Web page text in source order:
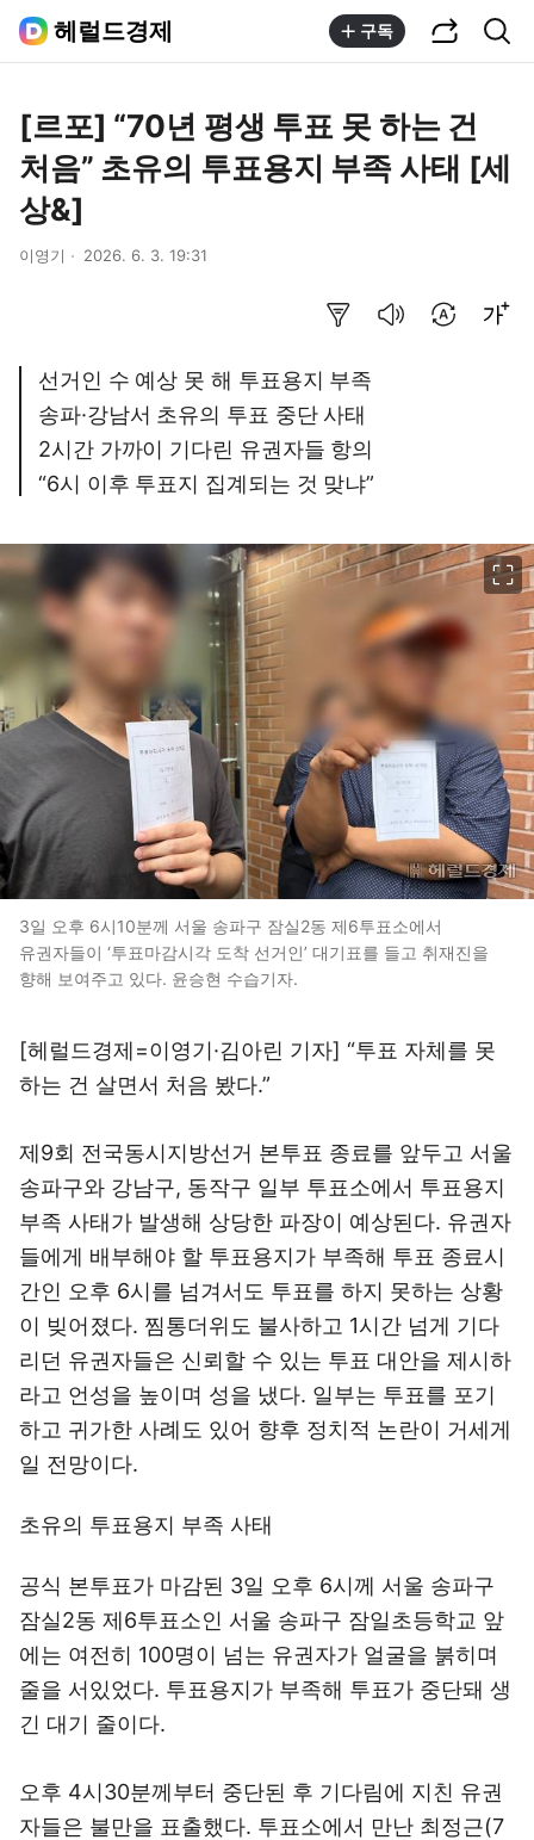
헤럴드경제 구독
[르포] “70년 평생 투표 못 하는 건
처음” 초유의 투표용지 부족 사태 [세
상&]
이영기 2026. 6. 3. 19:31
선거인 수 예상 못 해 투표용지 부족
송파·강남서 초유의 투표 중단 사태
2시간 가까이 기다린 유권자들 항의
“6시 이후 투표지 집계되는 것 맞냐”
3일 오후 6시10분께 서울 송파구 잠실2동 제6투표소에서
유권자들이 ‘투표마감시각 도착 선거인’ 대기표를 들고 취재진을
향해 보여주고 있다. 윤승현 수습기자.
[헤럴드경제=이영기·김아린 기자] “투표 자체를 못
하는 건 살면서 처음 봤다.”
제9회 전국동시지방선거 본투표 종료를 앞두고 서울
송파구와 강남구, 동작구 일부 투표소에서 투표용지
부족 사태가 발생해 상당한 파장이 예상된다. 유권자
들에게 배부해야 할 투표용지가 부족해 투표 종료시
간인 오후 6시를 넘겨서도 투표를 하지 못하는 상황
이 빚어졌다. 찜통더위도 불사하고 1시간 넘게 기다
리던 유권자들은 신뢰할 수 있는 투표 대안을 제시하
라고 언성을 높이며 성을 냈다. 일부는 투표를 포기
하고 귀가한 사례도 있어 향후 정치적 논란이 거세게
일 전망이다.
초유의 투표용지 부족 사태
공식 본투표가 마감된 3일 오후 6시께 서울 송파구
잠실2동 제6투표소인 서울 송파구 잠일초등학교 앞
에는 여전히 100명이 넘는 유권자가 얼굴을 붉히며
줄을 서있었다. 투표용지가 부족해 투표가 중단돼 생
긴 대기 줄이다.
오후 4시30분께부터 중단된 후 기다림에 지친 유권
자들은 불만을 표출했다. 투표소에서 만난 최정근(7